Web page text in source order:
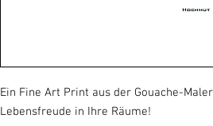
Ein Fine Art Print aus der Gouache-
Lebensfreude in Ihre Räume!